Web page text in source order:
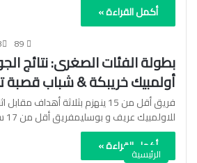
أكمل القراءة »
بطولة الفئات الصغرى: نتائج
أولمبيك خريبكة & شباب قصبة
فريق أقل من 15 ينهزم بثلاثة أهداف
للاولمبيك عريف و بوسليمفريق أقل من 17 سنة…
أكمل القراءة »
الرئيسية